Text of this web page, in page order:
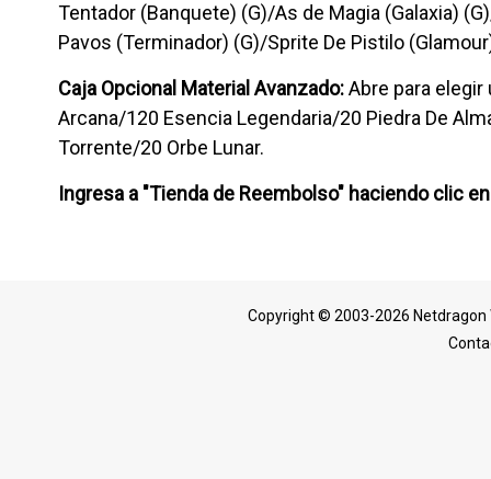
Tentador (Banquete) (G)/As de Magia (Galaxia)
Pavos (Terminador) (G)/Sprite De Pistilo
Caja Opcional Material Avanzado:Abre para
Arcana/120 Esencia Legendaria/20 Piedra De
Torrente/20 Orbe Lunar.
Ingresa a "Tienda de Reembolso" haciendo clic
Copyright © 2003-2026 Netdragon